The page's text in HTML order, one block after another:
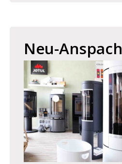
Neu-Anspach